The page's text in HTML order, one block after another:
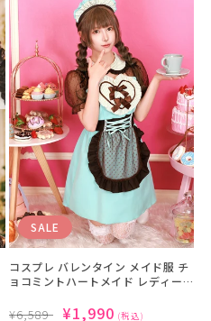
SALE
コスプレ バレンタイン メイド服 チ
ョコミントハートメイド レディー
通
¥6,589 SALE
¥1,990 (税込)